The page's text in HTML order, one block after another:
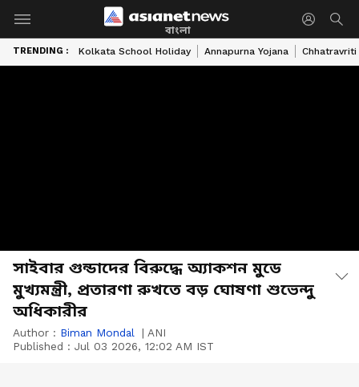
বাংলা
TRENDING : Kolkata School Holiday Annapurna Yojana Chhatravriti
সাইবার গুন্ডাদের বিরুদ্ধে অ্যাকশন মুডে
মুখ্যমন্ত্রী, প্রতারণা রুখতে বড় ঘোষণা শুভেন্দু
অধিকারীর
Author : Biman Mondal | ANI
Published : Jul 03 2026, 12:02 AM IST